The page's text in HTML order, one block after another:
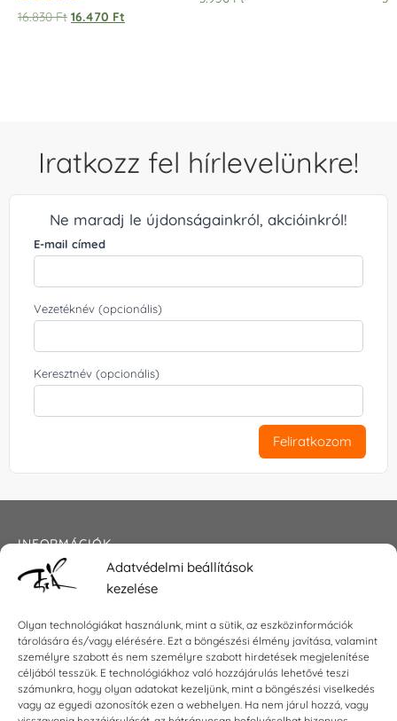
Adatvédelmi beállítások
kezelése
Olyan technológiákat használunk, mint a sütik, az eszközinformációk
tárolására és/vagy elérésére. Ezt a böngészési élmény javítása, valamint
személyre szabott és nem személyre szabott hirdetések megjelenítése
céljából tesszük. E technológiákhoz való hozzájárulás lehetővé teszi
számunkra, hogy olyan adatokat kezeljünk, mint a böngészési viselkedés
vagy az egyedi azonosítók ezen a webhelyen. Ha nem járul hozzá, vagy
Értékelés:
5.00
16.830Ft 16.470 Ft
Iratkozz fel hírlevelünkre!
Ne maradj le újdonságainkról, akcióinkról!
E-mail címed
Vezetéknév (opcionális)
Keresztnév (opcionális)
Feliratkozom
INFORMÁCIÓK
Általános szerződési feltételek
Impresszum
KAPCSOLAT